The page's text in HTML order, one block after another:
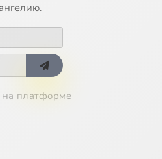
22 марта
апреля
на платформе